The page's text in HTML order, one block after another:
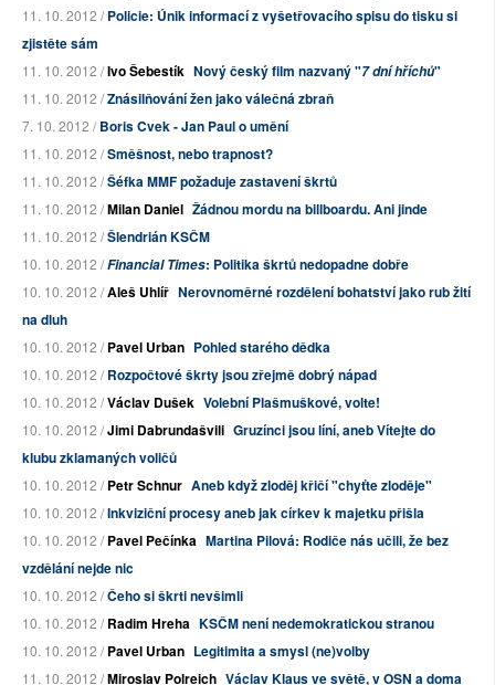
11. 10. 2012 /Policie: Únik informací z vyšetřovacího spisu do tisku si
zjistěte sám
11. 10. 2012 /Ivo Šebestík Nový český film nazvaný "7 dní hříchů"
11. 10. 2012 /Znásilňování žen jako válečná zbraň
7. 10. 2012 /Boris Cvek - Jan Paul o umění
11. 10. 2012 /Směšnost, nebo trapnost?
11. 10. 2012 /Šéfka MMF požaduje zastavení škrtů
11. 10. 2012 /Milan Daniel Žádnou mordu na billboardu. Ani jinde
11. 10. 2012 /Šlendrián KSČM
10. 10. 2012 /Financial Times: Politika škrtů nedopadne dobře
10. 10. 2012 /Aleš Uhlíř Nerovnoměrné rozdělení bohatství jako rub žití
na dluh
10. 10. 2012 /Pavel Urban Pohled starého dědka
10. 10. 2012 /Rozpočtové škrty jsou zřejmě dobrý nápad
10. 10. 2012 /Václav Dušek Volební Plašmuškové, volte!
10. 10. 2012 /Jimi Dabrundašvili Gruzínci jsou líní, aneb Vítejte do
klubu zklamaných voličů
10. 10. 2012 /Petr Schnur Aneb když zloděj křičí "chyťte zloděje"
10. 10. 2012 /Inkviziční procesy aneb jak církev k majetku přišla
10. 10. 2012 /Pavel Pečínka Martina Pilová: Rodiče nás učili, že bez
vzdělání nejde nic
10. 10. 2012 /Čeho si škrti nevšimli
10. 10. 2012 /Radim Hreha KSČM není nedemokratickou stranou
10. 10. 2012 /Pavel Urban Legitimita a smysl (ne)volby
11. 10. 2012 /Miroslav Polreich Václav Klaus ve světě, v OSN a doma